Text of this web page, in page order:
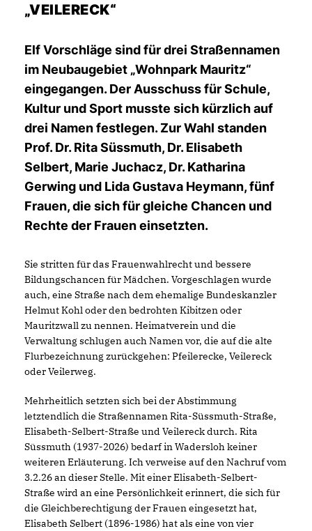
EILERECK“
Elf Vorschläge sind für drei Straßennamen
im Neubaugebiet „Wohnpark Mauritz“
eingegangen. Der Ausschuss für Schule,
Kultur und Sport musste sich kürzlich auf
drei Namen festlegen. Zur Wahl standen
Prof. Dr. Rita Süssmuth, Dr. Elisabeth
Selbert, Marie Juchacz, Dr. Katharina
Gerwing und Lida Gustava Heymann, fünf
Frauen, die sich für gleiche Chancen und
Rechte der Frauen einsetzten.
Sie stritten für das Frauenwahlrecht und bessere
Bildungschancen für Mädchen. Vorgeschlagen wurde
auch, eine Straße nach dem ehemalige Bundeskanzler
Helmut Kohl oder den bedrohten Kibitzen oder
Mauritzwall zu nennen. Heimatverein und die
Verwaltung schlugen auch Namen vor, die auf die alte
Flurbezeichnung zurückgehen: Pfeilerecke, Veilereck
oder Veilerweg.
Mehrheitlich setzten sich bei der Abstimmung
letztendlich die Straßennamen Rita-Süssmuth-Straße,
Elisabeth-Selbert-Straße und Veilereck durch. Rita
Süssmuth (1937-2026) bedarf in Wadersloh keiner
weiteren Erläuterung. Ich verweise auf den Nachruf vom
3.2.26 an dieser Stelle. Mit einer Elisabeth-Selbert-
Straße wird an eine Persönlichkeit erinnert, die sich für
die Gleichberechtigung der Frauen eingesetzt hat,
Elisabeth Selbert (1896-1986) hat als eine von vier